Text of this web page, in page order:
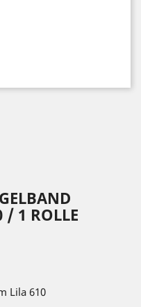
1 ROLLE
Lila 610